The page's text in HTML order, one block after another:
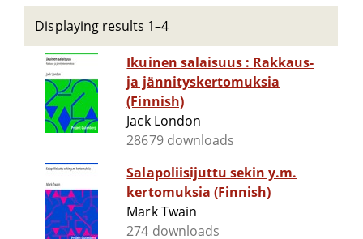
Displaying results 1–4
Ikuinen salaisuus : Rakkaus-
ja jännityskertomuksia
(Finnish)
Jack London
28679 downloads
Salapoliisijuttu sekin y.m.
kertomuksia (Finnish)
Mark Twain
274 downloads